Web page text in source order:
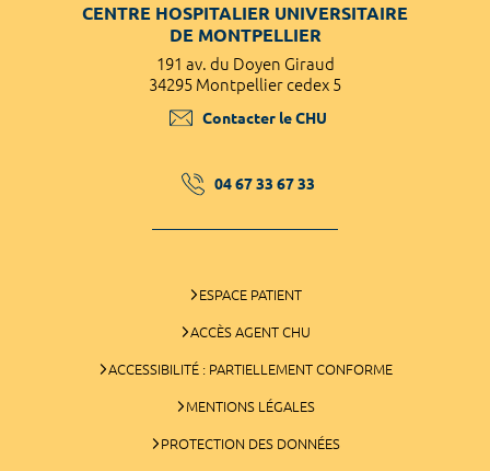
CENTRE HOSPITALIER UNIVERSITAIRE
DE MONTPELLIER
191 av. du Doyen Giraud
34295 Montpellier cedex 5
Contacter le CHU
04 67 33 67 33
ESPACE PATIENT
ACCÈS AGENT CHU
ACCESSIBILITÉ : PARTIELLEMENT CONFORME
MENTIONS LÉGALES
PROTECTION DES DONNÉES